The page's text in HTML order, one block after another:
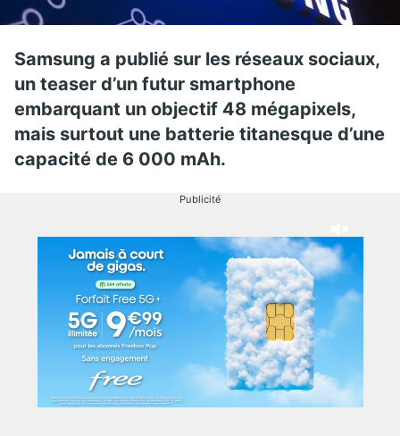
Samsung a publié sur les réseaux sociaux,
un teaser d’un futur smartphone
embarquant un objectif 48 mégapixels,
mais surtout une batterie titanesque d’une
capacité de 6 000 mAh.
Publicité